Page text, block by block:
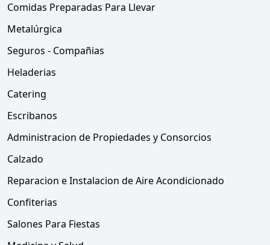
Comidas Preparadas Para Llevar
Metalúrgica
Seguros - Compañias
Heladerias
Catering
Escribanos
Administracion de Propiedades y Consorcios
Calzado
Reparacion e Instalacion de Aire Acondicionado
Confiterias
Salones Para Fiestas